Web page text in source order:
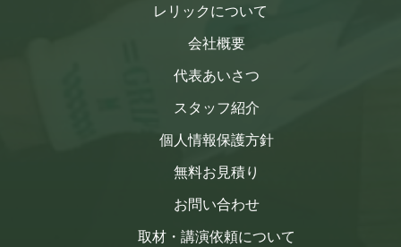
レリックについて
会社概要
代表あいさつ
スタッフ紹介
個人情報保護方針
無料お見積り
お問い合わせ
取材・講演依頼について